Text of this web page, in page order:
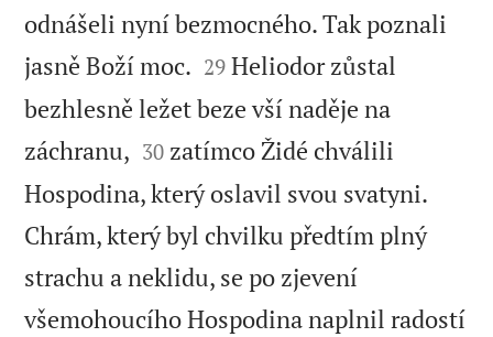
odnášeli nyní bezmocného. Tak poznali
jasně Boží moc. 

29 Heliodor zůstal
bezhlesně ležet beze vší naděje na
záchranu, 

30 zatímco Židé chválili
Hospodina, který oslavil svou svatyni.
Chrám, který byl chvilku předtím plný
strachu a neklidu, se po zjevení
všemohoucího Hospodina naplnil radostí